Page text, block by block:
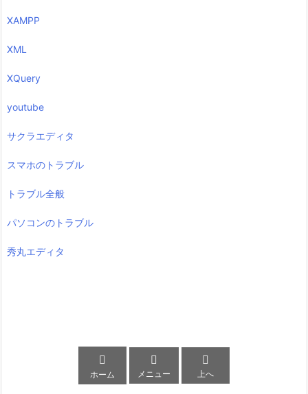
XAMPP
XML
XQuery
youtube
サクラエディタ
スマホのトラブル
トラブル全般
パソコンのトラブル
秀丸エディタ

ホーム

メニュー

上へ